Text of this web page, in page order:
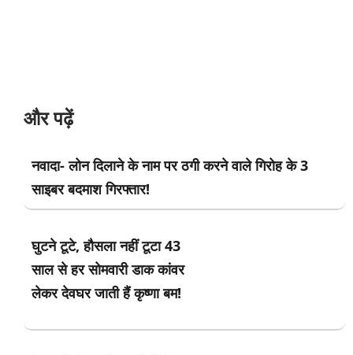
और पढ़ें
नवादा- लोन दिलाने के नाम पर ठगी करने वाले गिरोह के 3
साइबर बदमाश गिरफ्तार!
घुटने टूटे, हौसला नहीं टूटा 43
साल से हर सोमवारी डाक कांवर
लेकर देवघर जाती हैं कृष्णा बम!